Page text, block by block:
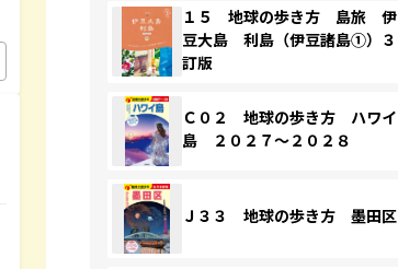
１５ 地球の歩き方 島旅 伊
豆大島 利島（伊豆諸島①）３
訂版
Ｃ０２ 地球の歩き方 ハワイ
島 ２０２７～２０２８
Ｊ３３ 地球の歩き方 墨田区